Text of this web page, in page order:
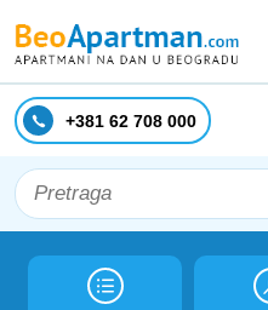
+381 62 708 000